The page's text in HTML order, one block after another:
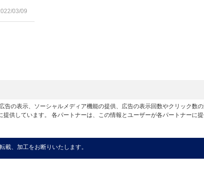
03/09
の表示、ソーシャルメディア機能の提供、広告の表示回数やクリック数
供しています。 各パートナーは、この情報とユーザーが各パートナーに
、加工をお断りいたします。